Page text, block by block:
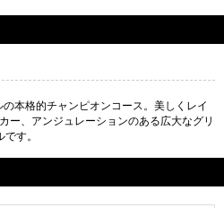
本格的チャンピオンコース。美しくレイ
ー、アンジュレーションのある広大なグリ
す。